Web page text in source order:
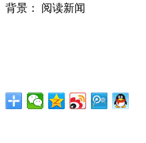
背景：
阅读新闻